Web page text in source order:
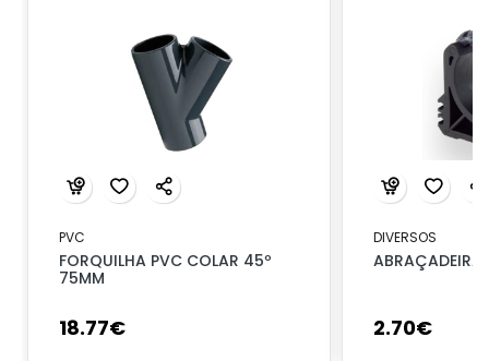
PVC
FORQUILHA PVC COLAR 45º
75MM
18.77€
DIVERSOS
ABRAÇADEIRA
2.70€